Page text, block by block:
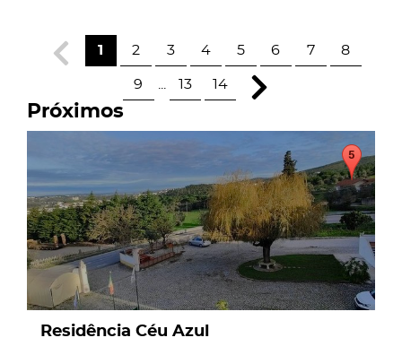
1 2 3 4 5 6 7 8
9 13 14
Próximos
Residência Céu Azul